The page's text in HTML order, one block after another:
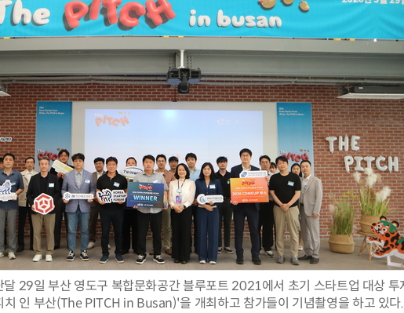
29일 부산 영도구 복합문화공간 블루포트 2021에서 초기 스타트업 대상 투
치 인 부산(The PITCH in Busan)'을 개최하고 참가들이 기념촬영을 하고 있다.